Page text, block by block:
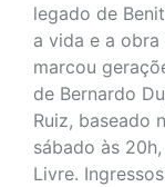
legado de
a vida e a
marcou
de Bernardo
Ruiz, baseado
sábado às
Livre.